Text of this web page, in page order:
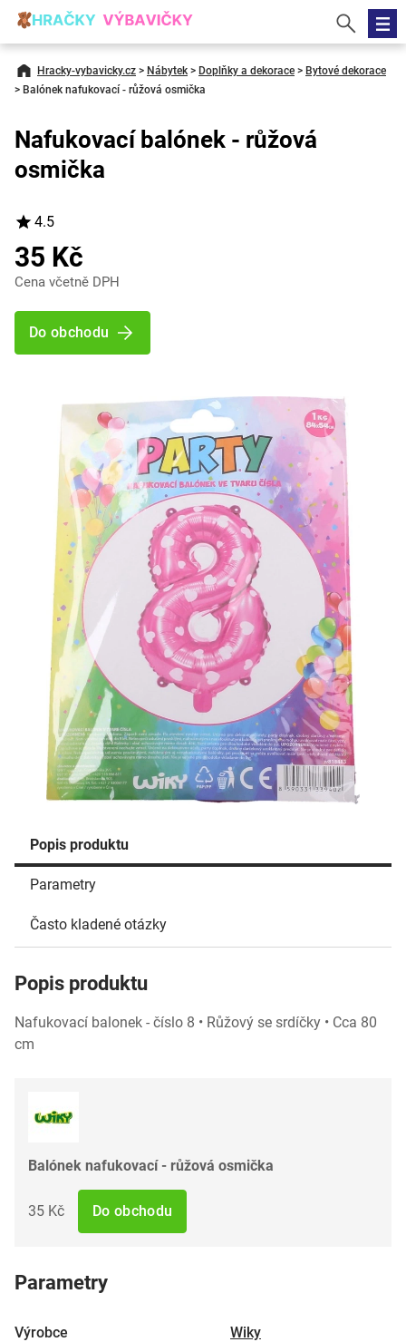
Hracky-vybavicky.cz > Nábytek > Doplňky a dekorace > Bytové dekorace
> Balónek nafukovací - růžová osmička
Popis produktu
Parametry
Často kladené otázky
Popis produktu
Nafukovací balonek - číslo 8 • Růžový se srdíčky • Cca 80
cm
Balónek nafukovací - růžová osmička
35 Kč Do obchodu
Parametry
Výrobce Wiky
Nafukovací balónek - růžová
osmička
4.5
35 Kč
Cena včetně DPH
Do obchodu